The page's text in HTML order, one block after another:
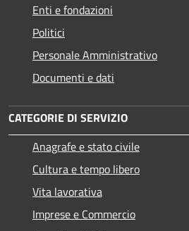
Enti e fondazioni
Politici
Personale Amministrativo
Documenti e dati
CATEGORIE DI SERVIZIO
Anagrafe e stato civile
Cultura e tempo libero
Vita lavorativa
Imprese e Commercio